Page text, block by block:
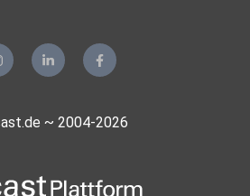
~ 2004-2026